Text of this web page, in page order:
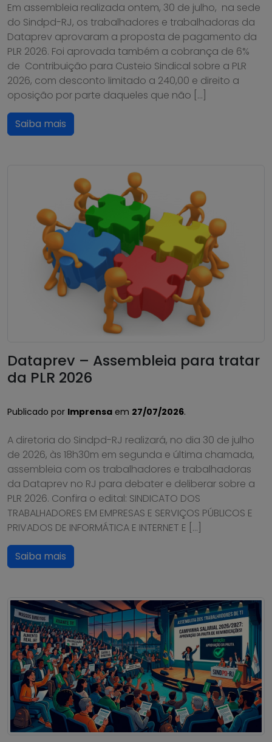
Em assembleia realizada ontem, 30 de julho, na sede
do Sindpd-RJ, os trabalhadores e trabalhadoras da
Dataprev aprovaram a proposta de pagamento da
PLR 2026. Foi aprovada também a cobrança de 6%
de Contribuição para Custeio Sindical sobre a PLR
2026, com desconto limitado a 240,00 e direito a
oposição por parte daqueles que não […]
Saiba mais
Dataprev – Assembleia para tratar
da PLR 2026
Publicado por Imprensa em 27/07/2026.
A diretoria do Sindpd-RJ realizará, no dia 30 de julho
de 2026, às 18h30m em segunda e última chamada,
assembleia com os trabalhadores e trabalhadoras
da Dataprev no RJ para debater e deliberar sobre a
PLR 2026. Confira o edital: SINDICATO DOS
TRABALHADORES EM EMPRESAS E SERVIÇOS PÚBLICOS E
PRIVADOS DE INFORMÁTICA E INTERNET E […]
Saiba mais